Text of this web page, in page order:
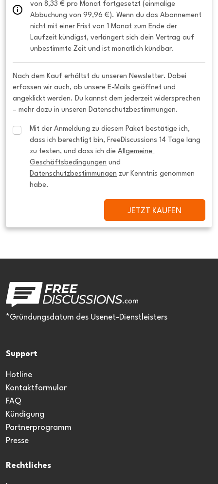
von 8,33 € pro Monat fortgesetzt (einmalige
Abbuchung von 99,96 €). Wenn du das Abonnement
nicht mit einer Frist von 1 Monat zum Ende der
Laufzeit kündigst, verlängert sich dein Vertrag auf
unbestimmte Zeit und ist monatlich kündbar.
Nach dem Kauf erhältst du unseren Newsletter. Dabei
erfassen wir auch, ob unsere E-Mails geöffnet und
angeklickt werden. Du kannst dem jederzeit widersprechen
– mehr dazu in unseren Datenschutzbestimmungen.
Mit der Anmeldung zu diesem Paket bestätige ich,
dass ich berechtigt bin, FreeDiscussions 14 Tage lang
zu testen, und dass ich die Allgemeine
Geschäftsbedingungen
Datenschutzbestimmungen zur Kenntnis genommen
habe.
JETZT KAUFEN
*Gründungsdatum des Usenet-Dienstleisters
Support
Hotline
Kontaktformular
FAQ
Kündigung
Partnerprogramm
Presse
Rechtliches